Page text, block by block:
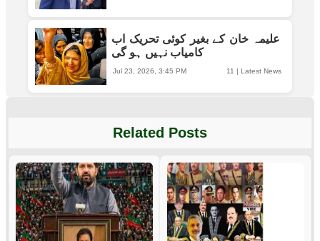
علیمہ خان کے بغیر کوئی تحریک اب
کامیاب نہیں ہو گی
11 | Latest News
Jul 23, 2026, 3:45 PM
Related Posts